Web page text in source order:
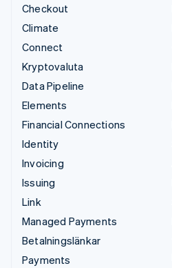
Checkout
Climate
Connect
Kryptovaluta
Data Pipeline
Elements
Financial Connections
Identity
Invoicing
Issuing
Link
Managed Payments
Betalningslänkar
Payments